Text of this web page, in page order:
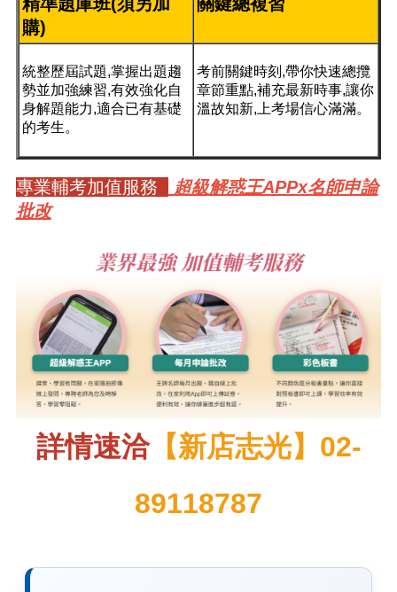
購)
統整歷屆試題,掌握出題趨
勢並加強練習,有效強化自
身解題能力,適合已有基礎
的考生。
考前關鍵時刻,帶你快速總攬
章節重點,補充最新時事,讓你
溫故知新,上考場信心滿滿。
專業輔考加值服務
超級解惑王APPx名師申論
批改
詳情速洽【新店志光】02-
89118787